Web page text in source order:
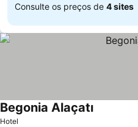
Consulte os preços de 4 sites
Hotel
Begonia AlaçatıVer preços